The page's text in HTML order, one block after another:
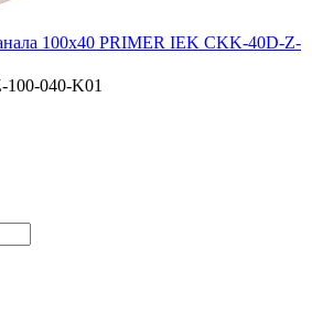
100х40 PRIMER IEK CKK-40D-Z-
040-K01